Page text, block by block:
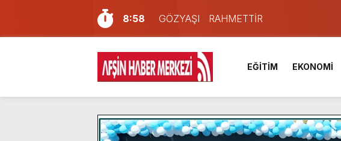
8:58
GÖZYAŞI RAHMETTİR
7:57
Afşin Sağlık Yüksek Okulu ve Meslek
6:31
Onikişubat Belediyesi’nin Üniversite
16:10
Uluslararası Bisiklet Yarışması’nda En
13:27
NOTER ONAYLI TYP LİSTESİ
11:22
KAFUM Fuar Alanı Bulut ve Yavuz’un
8:06
Afşinli bir hemşehrimizin de olduğu
EĞİTİM EKONOMİ